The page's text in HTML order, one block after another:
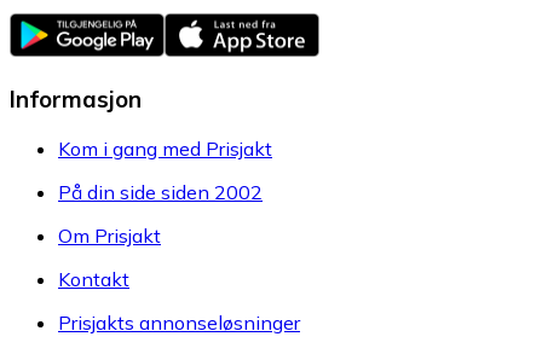
Informasjon
Kom i gang med Prisjakt
På din side siden 2002
Om Prisjakt
Kontakt
Prisjakts annonseløsninger